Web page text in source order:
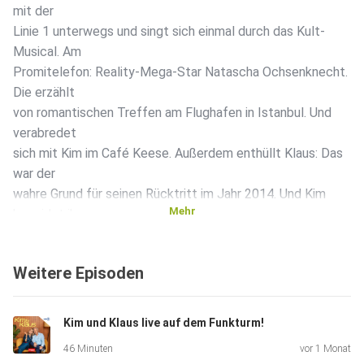
mit der
Linie 1 unterwegs und singt sich einmal durch das Kult-
Musical. Am
Promitelefon: Reality-Mega-Star Natascha Ochsenknecht.
Die erzählt
von romantischen Treffen am Flughafen in Istanbul. Und
verabredet
sich mit Kim im Café Keese. Außerdem enthüllt Klaus: Das
war der
wahre Grund für seinen Rücktritt im Jahr 2014. Und Kim
viel los.
Mehr
Weitere Episoden
Kim und Klaus live auf dem Funkturm!
46 Minuten vor 1 Monat